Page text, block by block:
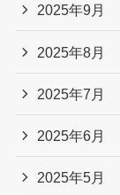
2025年9月
2025年8月
2025年7月
2025年6月
2025年5月